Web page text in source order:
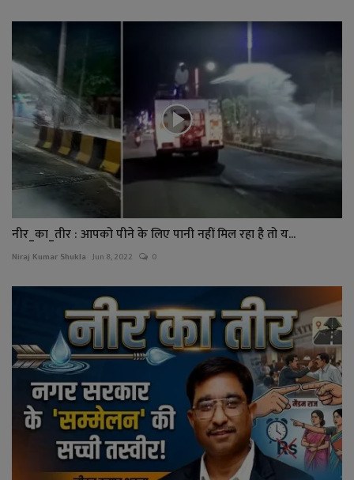
नीर_का_तीर : आपको पीने के लिए पानी नहीं मिल रहा है तो य...
Niraj Kumar Shukla Jun 8, 2022 0